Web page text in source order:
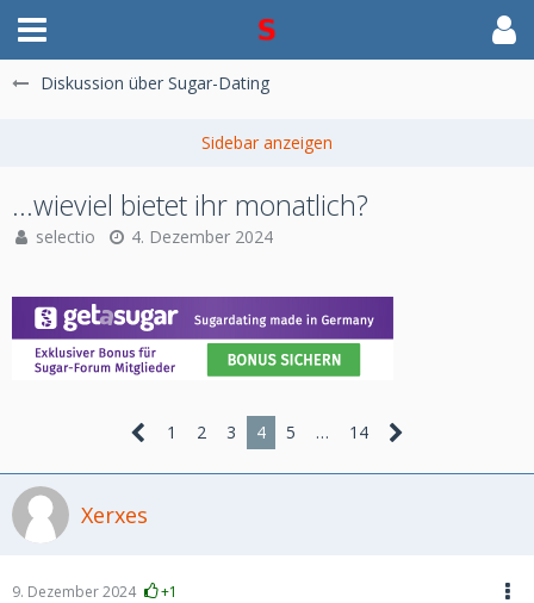
Diskussion über Sugar-Dating
...wieviel bietet ihr monatlich?
selectio 4. Dezember 2024
1 2 3 4 5 … 14
Xerxes
9. Dezember 2024 +1